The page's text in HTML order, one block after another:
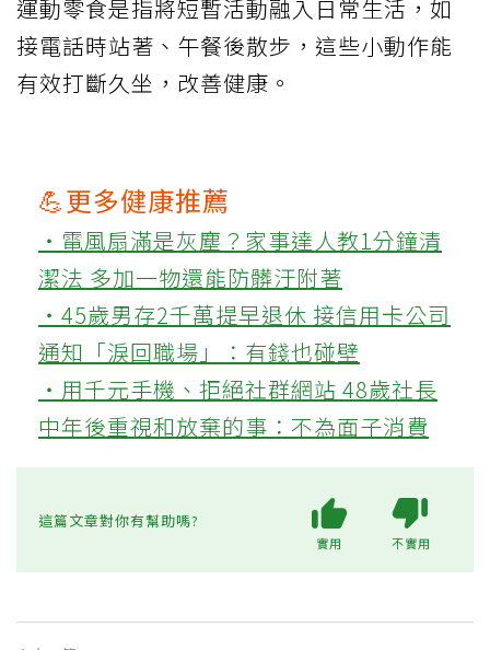
運動零食是指將短暫活動融入日常生活，如
接電話時站著、午餐後散步，這些小動作能
有效打斷久坐，改善健康。
💪更多健康推薦
‧電風扇滿是灰塵？家事達人教1分鐘清
潔法 多加一物還能防髒汙附著
‧45歲男存2千萬提早退休 接信用卡公司
通知「淚回職場」：有錢也碰壁
‧用千元手機、拒絕社群網站 48歲社長
中年後重視和放棄的事：不為面子消費
這篇文章對你有幫助嗎?
實用 不實用